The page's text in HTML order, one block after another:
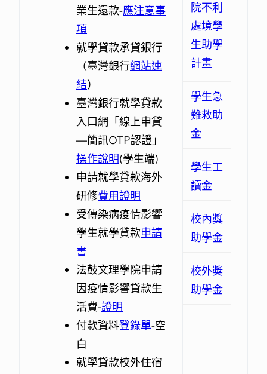
院不利
處境學
生助學
計畫
學生急
難救助
金
學生工
讀金
校內獎
助學金
校外奬
助學金
業生還款-應注意事
項
就學貸款承貸銀行
（臺灣銀行網站連
結）
臺灣銀行就學貸款
入口網「線上申貸
—簡訊OTP認證」
操作說明(學生端)
申請就學貸款海外
研修費用證明
受傳染病疫情影響
學生就學貸款申請
書
法鼓文理學院申請
因疫情影響貸款生
活費-證明
付款資料登錄單-空
白
就學貸款校外住宿
上學校減免學費辦法
（104.03.03修正）
身心障礙學生及身心障礙
人士子女就學費用減免辦
法（105.03.09修正）
軍公教遺族就學費用
優待
條例、軍公教遺族就學優
待申請書（89.01.19修
正）
原住民學生就讀專科以上
學校學雜費減免辦法
（108.12.24修正)
作業要點（112.04.12修
訂）、
、輔導參與紀
錄表
教育部學產基金設置低收
入戶學生助學金
（112.12.25修正）
清寒僑生申請助學金審查作
業要點（108.11.13修正）、
申請表、初審合格 、請
領表、印領清冊
英新生入學獎學金申請表、
在校生各式獎助金
申請表
(114.09.19)
弘化獎學金設置要點及申請
表（109.04.22修訂）
表
財團法人台北市李春金關
懷基金會獎學金申請辦
法、申請表
談子民先生紀念獎學金
請表
社團法人台灣信徹蓮池功
德會獎學金申請表